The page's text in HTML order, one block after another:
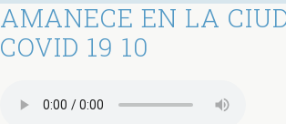
AMANECE EN LA
COVID 19 10